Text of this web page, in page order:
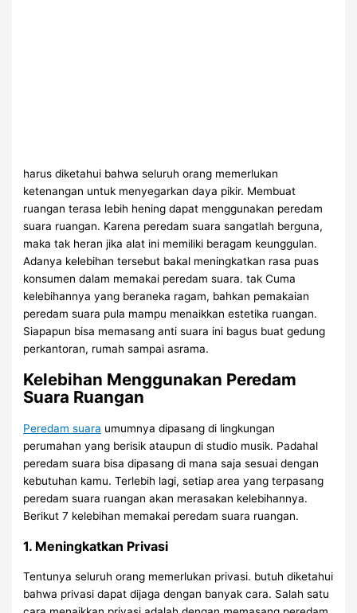
harus diketahui bahwa seluruh orang memerlukan
ketenangan untuk menyegarkan daya pikir. Membuat
ruangan terasa lebih hening dapat menggunakan peredam
suara ruangan. Karena peredam suara sangatlah berguna,
maka tak heran jika alat ini memiliki beragam keunggulan.
Adanya kelebihan tersebut bakal meningkatkan rasa puas
konsumen dalam memakai peredam suara. tak Cuma
kelebihannya yang beraneka ragam, bahkan pemakaian
peredam suara pula mampu menaikkan estetika ruangan.
Siapapun bisa memasang anti suara ini bagus buat gedung
perkantoran, rumah sampai asrama.
Kelebihan Menggunakan Peredam
Suara Ruangan
Peredam suara umumnya dipasang di lingkungan
perumahan yang berisik ataupun di studio musik. Padahal
peredam suara bisa dipasang di mana saja sesuai dengan
kebutuhan kamu. Terlebih lagi, setiap area yang terpasang
peredam suara ruangan akan merasakan kelebihannya.
Berikut 7 kelebihan memakai peredam suara ruangan.
1. Meningkatkan Privasi
Tentunya seluruh orang memerlukan privasi. butuh diketahui
bahwa privasi dapat dijaga dengan banyak cara. Salah satu